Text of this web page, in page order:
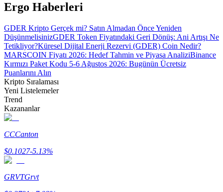
Vadeli İşlemler Başlangıç Kılavuzu
Ticaret stratejileri
Ergo Haberleri
GDER Kripto Gerçek mi? Satın Almadan Önce Yeniden
DüşünmelisinizGDER Token Fiyatındaki Geri Dönüş: Ani Artışı Ne
Tetikliyor?Küresel Dijital Enerji Rezervi (GDER) Coin Nedir?
MARSCOIN Fiyatı 2026: Hedef Tahmin ve Piyasa AnaliziBinance
Kırmızı Paket Kodu 5-6 Ağustos 2026: Bugünün Ücretsiz
Puanlarını Alın
Kripto Sıralaması
Yeni Listelemeler
Trend
Kazananlar
CCCanton
$0.1027-5.13%
GRVTGrvt